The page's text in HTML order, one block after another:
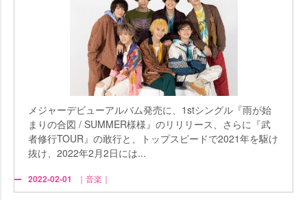
メジャーデビューアルバム発売に、1stシングル『雨が始
まりの合図 / SUMMER様様』のリリリース、さらに『武
者修行TOUR』の敢行と、トップスピードで2021年を駆け
抜け、2022年2月2日には...
2022-02-01 ｜音楽｜